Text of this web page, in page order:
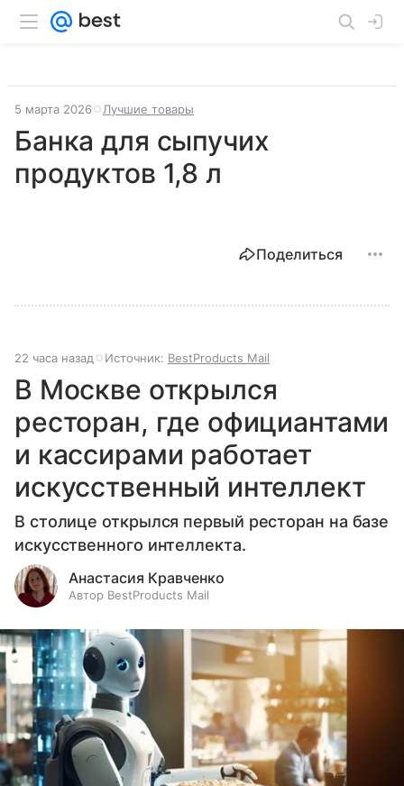
5 марта 2026 Лучшие товары
Банка для сыпучих
продуктов 1,8 л
Поделиться
22 часа назад Источник: BestProducts Mail
В Москве открылся
ресторан, где официантами
и кассирами работает
искусственный интеллект
В столице открылся первый ресторан на базе
искусственного интеллекта.
Анастасия Кравченко
Автор BestProducts Mail